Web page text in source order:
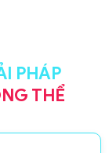
PHÁP
THỂ